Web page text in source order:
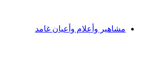
مشاهير وأعلام وأعيان غامد